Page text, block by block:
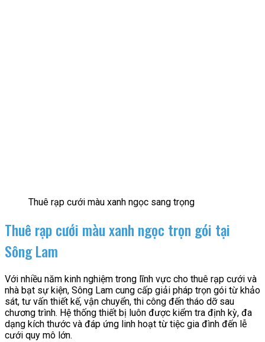
Thuê rạp cưới màu xanh ngọc sang trọng
Thuê rạp cưới màu xanh ngọc trọn gói tại
Sông Lam
Với nhiều năm kinh nghiệm trong lĩnh vực cho thuê rạp cưới và
nhà bạt sự kiện, Sông Lam cung cấp giải pháp trọn gói từ khảo
sát, tư vấn thiết kế, vận chuyển, thi công đến tháo dỡ sau
chương trình. Hệ thống thiết bị luôn được kiểm tra định kỳ, đa
dạng kích thước và đáp ứng linh hoạt từ tiệc gia đình đến lễ
cưới quy mô lớn.